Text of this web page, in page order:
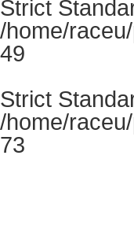
Strict
/home/
49
Strict
/home/
73